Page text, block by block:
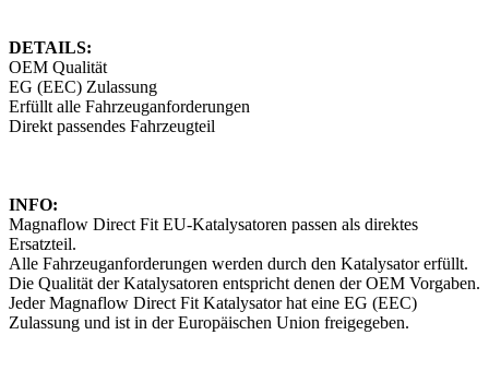
DETAILS:
OEM Qualität
EG (EEC) Zulassung
Erfüllt alle Fahrzeuganforderungen
Direkt passendes Fahrzeugteil
INFO:
Magnaflow Direct Fit EU-Katalysatoren passen als direktes
Ersatzteil.
Alle Fahrzeuganforderungen werden durch den Katalysator erfüllt.
Die Qualität der Katalysatoren entspricht denen der OEM Vorgaben.
Jeder Magnaflow Direct Fit Katalysator hat eine EG (EEC)
Zulassung und ist in der Europäischen Union freigegeben.